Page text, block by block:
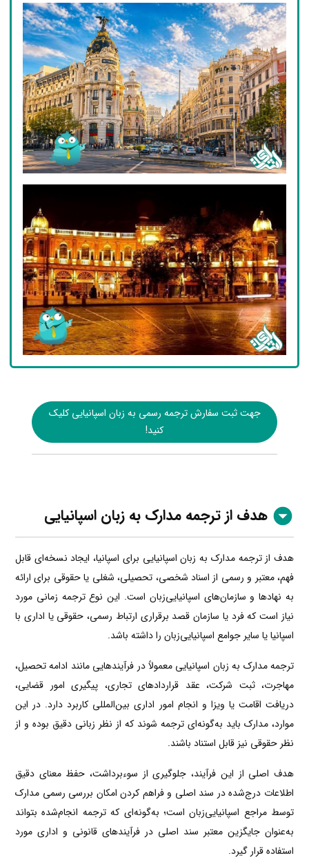
جهت ثبت سفارش ترجمه رسمی به زبان اسپانیایی کلیک
کنید!
هدف از ترجمه مدارک به زبان اسپانیایی
هدف از ترجمه مدارک به زبان اسپانیایی برای اسپانیا، ایجاد نسخه‌ای قابل
فهم، معتبر و رسمی از اسناد شخصی، تحصیلی، شغلی یا حقوقی برای ارائه
به نهادها و سازمان‌های اسپانیایی‌زبان است. این نوع ترجمه زمانی مورد
نیاز است که فرد یا سازمان قصد برقراری ارتباط رسمی، حقوقی یا اداری با
اسپانیا یا سایر جوامع اسپانیایی‌زبان را داشته باشد.
ترجمه مدارک به زبان اسپانیایی معمولاً در فرآیندهایی مانند ادامه تحصیل،
مهاجرت، ثبت شرکت، عقد قراردادهای تجاری، پیگیری امور قضایی،
دریافت اقامت یا ویزا و انجام امور اداری بین‌المللی کاربرد دارد. در این
موارد، مدارک باید به‌گونه‌ای ترجمه شوند که از نظر زبانی دقیق بوده و از
نظر حقوقی نیز قابل استناد باشند.
هدف اصلی از این فرآیند، جلوگیری از سوءبرداشت، حفظ معنای دقیق
اطلاعات درج‌شده در سند اصلی و فراهم کردن امکان بررسی رسمی مدارک
توسط مراجع اسپانیایی‌زبان است؛ به‌گونه‌ای که ترجمه انجام‌شده بتواند
به‌عنوان جایگزین معتبر سند اصلی در فرآیندهای قانونی و اداری مورد
استفاده قرار گیرد.